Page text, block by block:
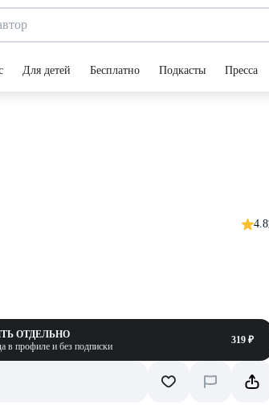
Для детей Бесплатно Подкасты Пресса
4.8
ОТДЕЛЬНО
в профиле и без подписки
319 ₽